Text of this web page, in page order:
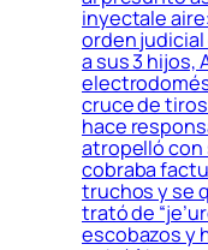
inyectale
orden judicial
a sus 3 hijos,
cruce de
hace
atropelló con
cobraba
truchos y se
trató de
escobazos y